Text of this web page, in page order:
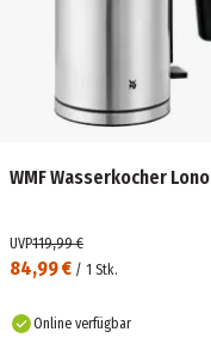
WMF Wasserkocher Lono
84,99 € / 1 Stk.
UVP119,99 €
Online verfügbar